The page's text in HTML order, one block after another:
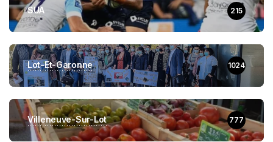
SUA 215
Lot-Et-Garonne 1024
Villeneuve-Sur-Lot 777